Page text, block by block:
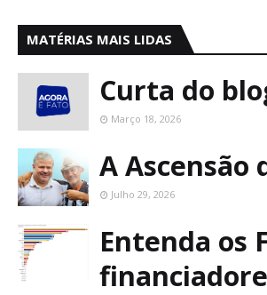
MATÉRIAS MAIS LIDAS
Curta do
Março 18, 2026
A Ascensão
Julho 29, 2026
Entenda os